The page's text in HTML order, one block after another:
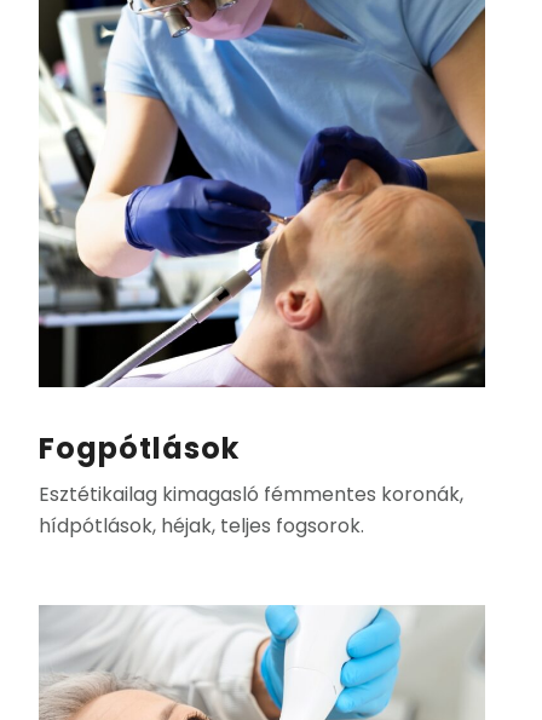
Fogpótlások
Esztétikailag kimagasló fémmentes koronák,
hídpótlások, héjak, teljes fogsorok.